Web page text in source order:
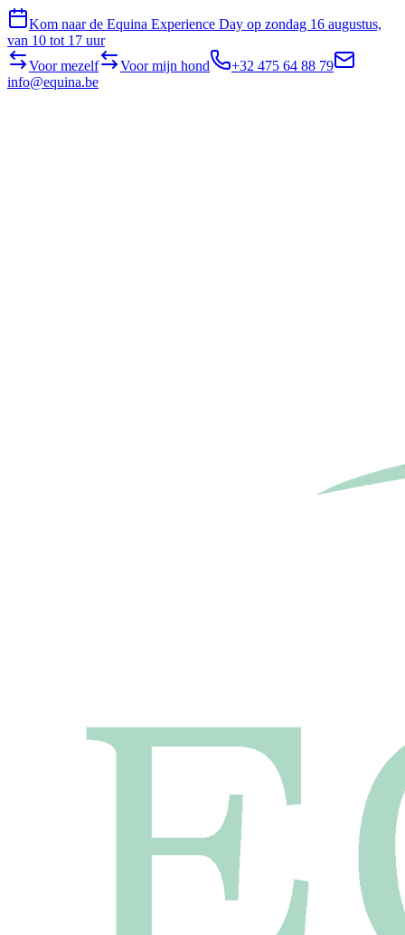
Kom naar de Equina Experience Day op zondag 16 augustus,
van 10 tot 17 uur
Voor mezelf
Voor mijn hond
+32 475 64 88 79
info@equina.be